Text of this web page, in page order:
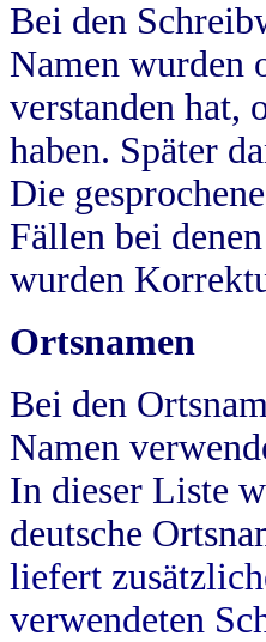
Bei den
Namen wurden
verstanden hat,
haben. Später
Die
Fällen bei
wurden
Ortsnamen
Bei den
Namen
In dieser Liste
deutsche
liefert
verwendeten